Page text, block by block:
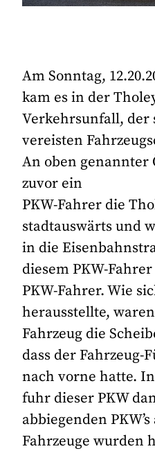
Am Sonntag,
kam es in der
Verkehrsunfall, der
vereisten
An oben
zuvor ein
PKW-Fahrer die
stadtauswärts und
in die
diesem PKW-
PKW-Fahrer. Wie
herausstellte,
Fahrzeug die
dass der Fahrzeug-
nach vorne hatte.
fuhr dieser PKW
abbiegenden
Fahrzeuge wurden